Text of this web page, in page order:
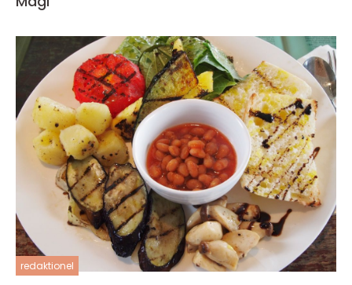
redaktionel